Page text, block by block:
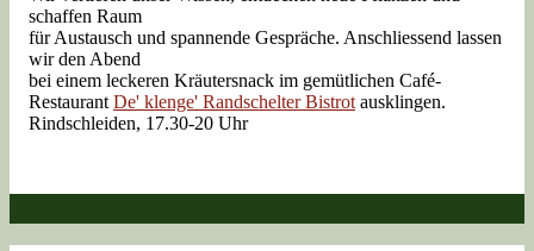
schaffen Raum
für Austausch und spannende Gespräche. Anschliessend lassen
wir den Abend
bei einem leckeren Kräutersnack im gemütlichen Café-
Restaurant De' klenge' Randschelter Bistrot ausklingen.
Rindschleiden, 17.30-20 Uhr